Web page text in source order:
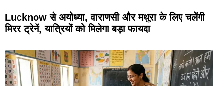
Lucknow से अयोध्या, वाराणसी और मथुरा के लिए चलेंगी
मिरर ट्रेनें, यात्रियों को मिलेगा बड़ा फायदा